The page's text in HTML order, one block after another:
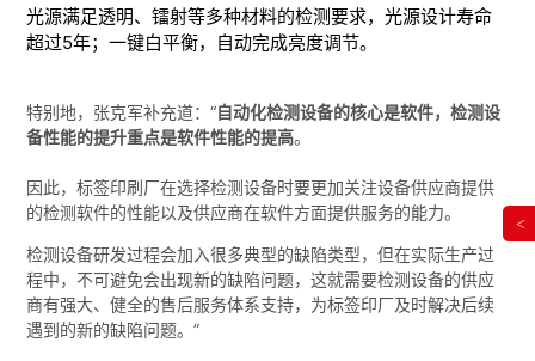
光源满足透明、镭射等多种材料的检测要求，光源设计寿命
超过5年；一键白平衡，自动完成亮度调节。
特别地，张克军补充道：“自动化检测设备的核心是软件，检测设
备性能的提升重点是软件性能的提高。
因此，标签印刷厂在选择检测设备时要更加关注设备供应商提供
的检测软件的性能以及供应商在软件方面提供服务的能力。
检测设备研发过程会加入很多典型的缺陷类型，但在实际生产过
程中，不可避免会出现新的缺陷问题，这就需要检测设备的供应
商有强大、健全的售后服务体系支持，为标签印厂及时解决后续
遇到的新的缺陷问题。”
<